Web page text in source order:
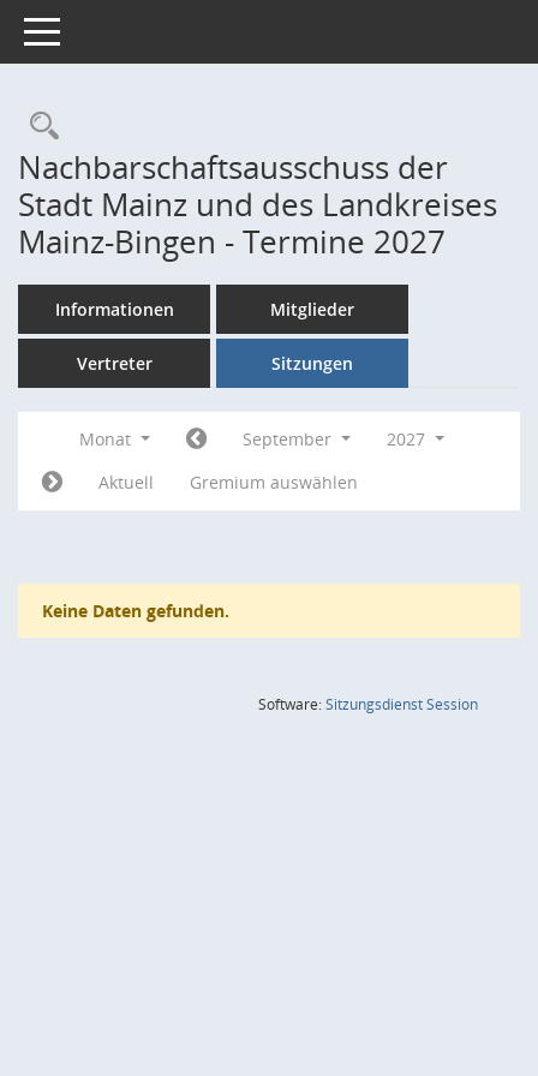
Toggle navigation
Rechercheauswahl
Nachbarschaftsausschuss der
Stadt Mainz und des Landkreises
Mainz-Bingen - Termine 2027
Informationen Mitglieder
Vertreter Sitzungen
Monat September
2027
Aktuell
Gremium auswählen
Keine Daten gefunden.
Software:SitzungsdienstSession(Wird in